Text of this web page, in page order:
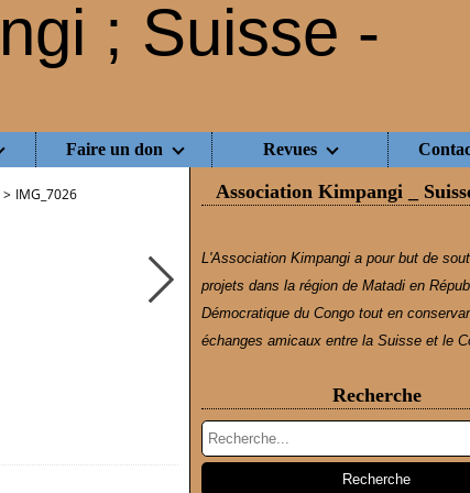
Faire un don Revues
> IMG_7026 Association Kimpangi _
L'Association Kimpangi a pour but de
projets dans la région de Matadi en
Démocratique du Congo tout en
échanges amicaux entre la Suisse et le
Recherche